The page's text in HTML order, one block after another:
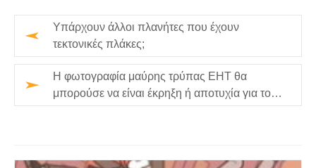
Υπάρχουν άλλοι πλανήτες που έχουν
τεκτονικές πλάκες;
Η φωτογραφία μαύρης τρύπας EHT θα
μπορούσε να είναι έκρηξη ή αποτυχία για τον
Αϊνστάιν